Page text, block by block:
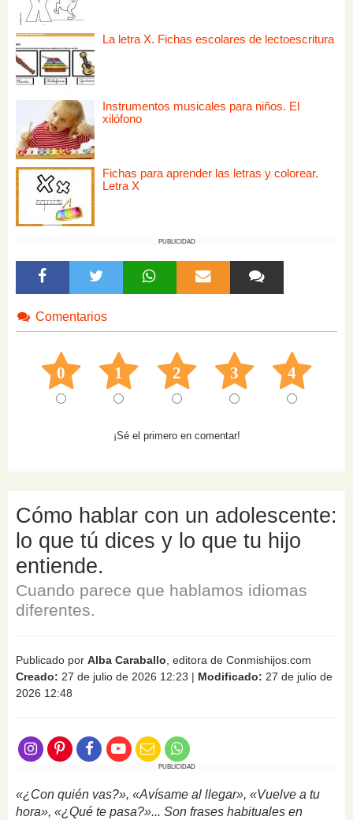
La letra X. Fichas escolares de lectoescritura
Instrumentos musicales para niños. El
xilófono
Fichas para aprender las letras y colorear.
Letra X
PUBLICIDAD
Comentarios
0 1 2 3 4
¡Sé el primero en comentar!
Cómo hablar con un adolescente:
lo que tú dices y lo que tu hijo
entiende.
Cuando parece que hablamos idiomas
diferentes.
Publicado por Alba Caraballo , editora de Conmishijos.com
Creado: 27 de julio de 2026 12:23 | Modificado: 27 de julio de
2026 12:48
PUBLICIDAD
«¿Con quién vas?», «Avísame al llegar», «Vuelve a tu
hora», «¿Qué te pasa?»... Son frases habituales en